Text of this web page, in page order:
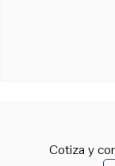
Cotiza y